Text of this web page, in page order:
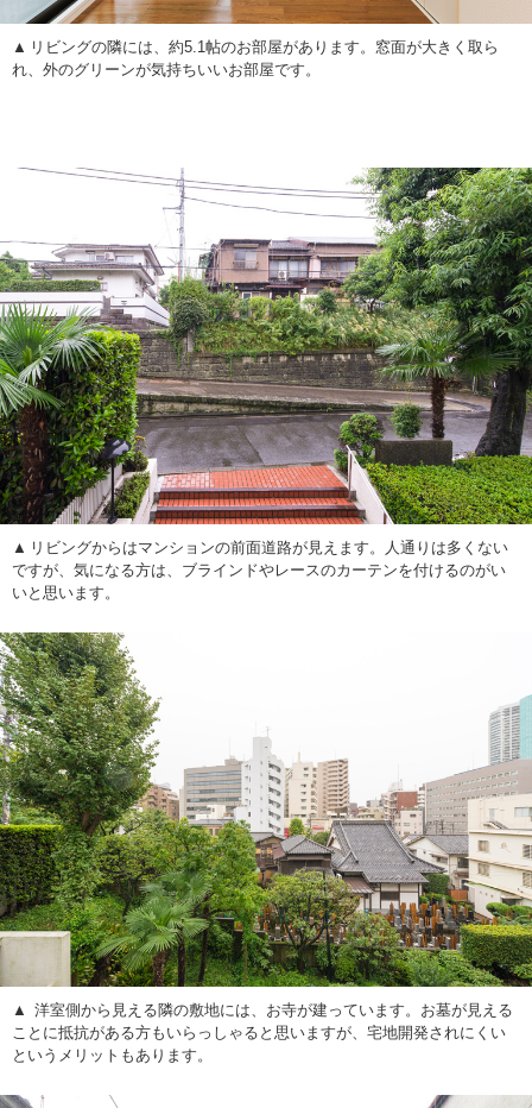
リビングの隣には、約5.1帖のお部屋があります。窓面が大きく取ら
れ、外のグリーンが気持ちいいお部屋です。
リビングからはマンションの前面道路が見えます。人通りは多くない
ですが、気になる方は、ブラインドやレースのカーテンを付けるのがい
いと思います。
洋室側から見える隣の敷地には、お寺が建っています。お墓が見える
ことに抵抗がある方もいらっしゃると思いますが、宅地開発されにくい
というメリットもあります。